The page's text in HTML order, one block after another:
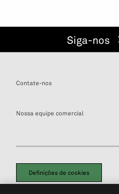
Siga-nos
Contate-nos
Nossa equipe comercial
Definições de cookies